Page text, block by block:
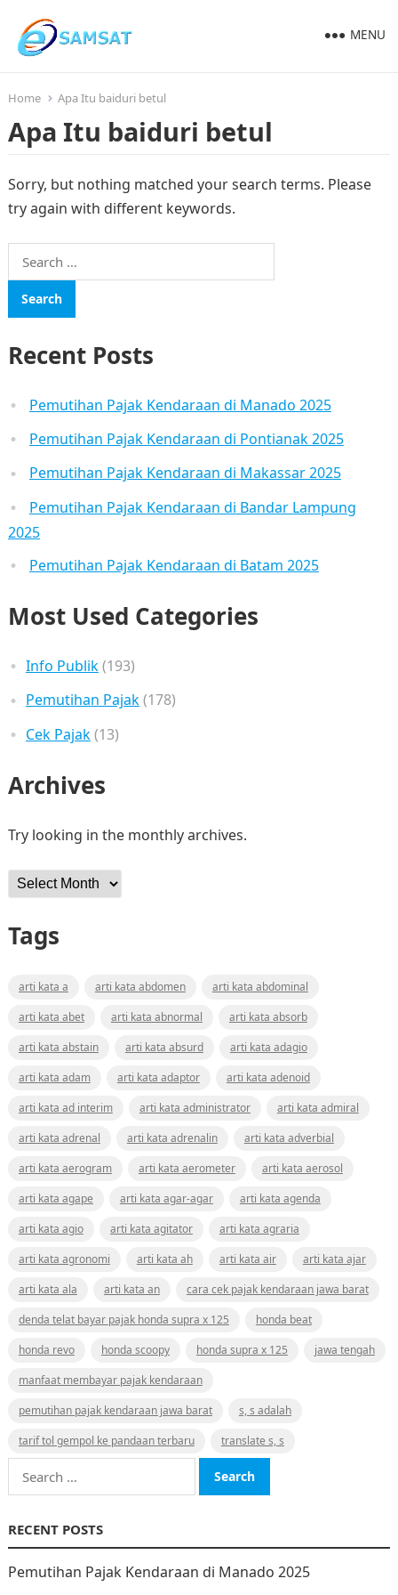
MENU
Home Apa Itu baiduri betul
Apa Itu baiduri betul
Sorry, but nothing matched your search terms. Please
try again with different keywords.
Search
for:
Recent Posts
Pemutihan Pajak Kendaraan di Manado 2025
Pemutihan Pajak Kendaraan di Pontianak 2025
Pemutihan Pajak Kendaraan di Makassar 2025
Pemutihan Pajak Kendaraan di Bandar Lampung
2025
Pemutihan Pajak Kendaraan di Batam 2025
Most Used Categories
Info Publik(193)
Pemutihan Pajak(178)
Cek Pajak(13)
Archives
Try looking in the monthly archives.
Archives
Tags
arti kata a arti kata abdomen
arti kata abdominal
arti kata abet
arti kata abnormal
arti kata absorb
arti kata abstain
arti kata absurd
arti kata adagio
arti kata adam
arti kata adaptor
arti kata adenoid
arti kata ad interim
arti kata administrator
arti kata admiral
arti kata adrenal
arti kata adrenalin
arti kata adverbial
arti kata aerogram
arti kata aerometer
arti kata aerosol
arti kata agape
arti kata agar-agar
arti kata agenda
arti kata agio
arti kata agitator
arti kata agraria
arti kata agronomi
arti kata ah arti kata air
arti kata ajar
arti kata ala
arti kata an
cara cek pajak kendaraan jawa barat
denda telat bayar pajak honda supra x 125
honda beat
honda revo
honda scoopy honda supra x 125
jawa tengah
manfaat membayar pajak kendaraan
pemutihan pajak kendaraan jawa barat
s, s adalah
tarif tol gempol ke pandaan terbaru
translate s, s
Search
for:
RECENT POSTS
Pemutihan Pajak Kendaraan di Manado 2025